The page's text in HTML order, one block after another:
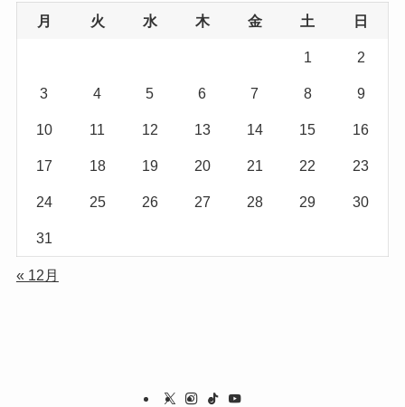
月 火 水 木 金 土 日
1 2
3 4 5 6 7 8 9
10 11 12 13 14 15 16
17 18 19 20 21 22 23
24 25 26 27 28 29 30
31
« 12月